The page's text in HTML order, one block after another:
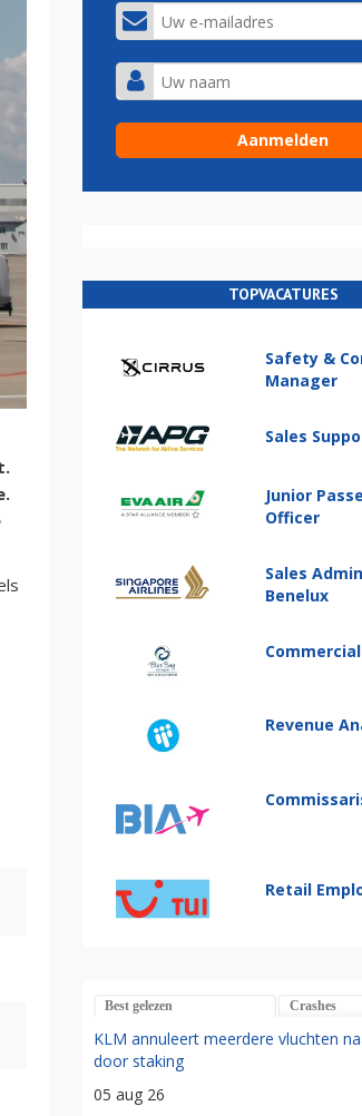
TOPVACATURES
Safety &
Manager
Sales
Junior
Officer
Sales
Benelux
Revenue
Retail
Best gelezen Crashes
KLM annuleert meerdere vluchten
door staking
05 aug 26